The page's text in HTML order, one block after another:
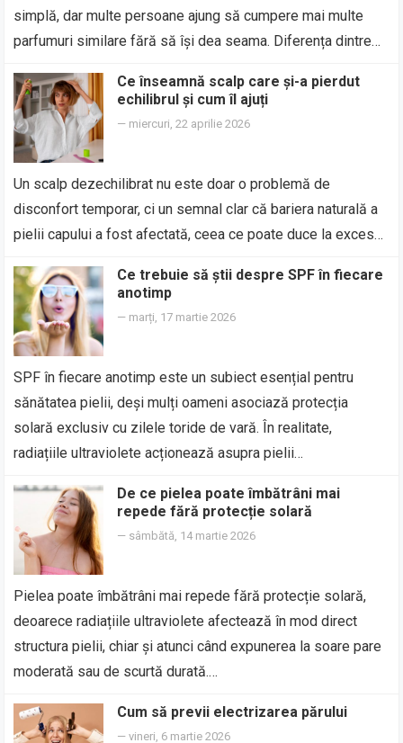
simplă, dar multe persoane ajung să cumpere mai multe
parfumuri similare fără să își dea seama. Diferența dintre…
Ce înseamnă scalp care și-a pierdut
echilibrul și cum îl ajuți
— miercuri, 22 aprilie 2026
Un scalp dezechilibrat nu este doar o problemă de
disconfort temporar, ci un semnal clar că bariera naturală a
pielii capului a fost afectată, ceea ce poate duce la exces…
Ce trebuie să știi despre SPF în fiecare
anotimp
— marți, 17 martie 2026
SPF în fiecare anotimp este un subiect esențial pentru
sănătatea pielii, deși mulți oameni asociază protecția
solară exclusiv cu zilele toride de vară. În realitate,
radiațiile ultraviolete acționează asupra pielii…
De ce pielea poate îmbătrâni mai
repede fără protecție solară
— sâmbătă, 14 martie 2026
Pielea poate îmbătrâni mai repede fără protecție solară,
deoarece radiațiile ultraviolete afectează în mod direct
structura pielii, chiar și atunci când expunerea la soare pare
moderată sau de scurtă durată.…
Cum să previi electrizarea părului
—vineri, 6 martie 2026